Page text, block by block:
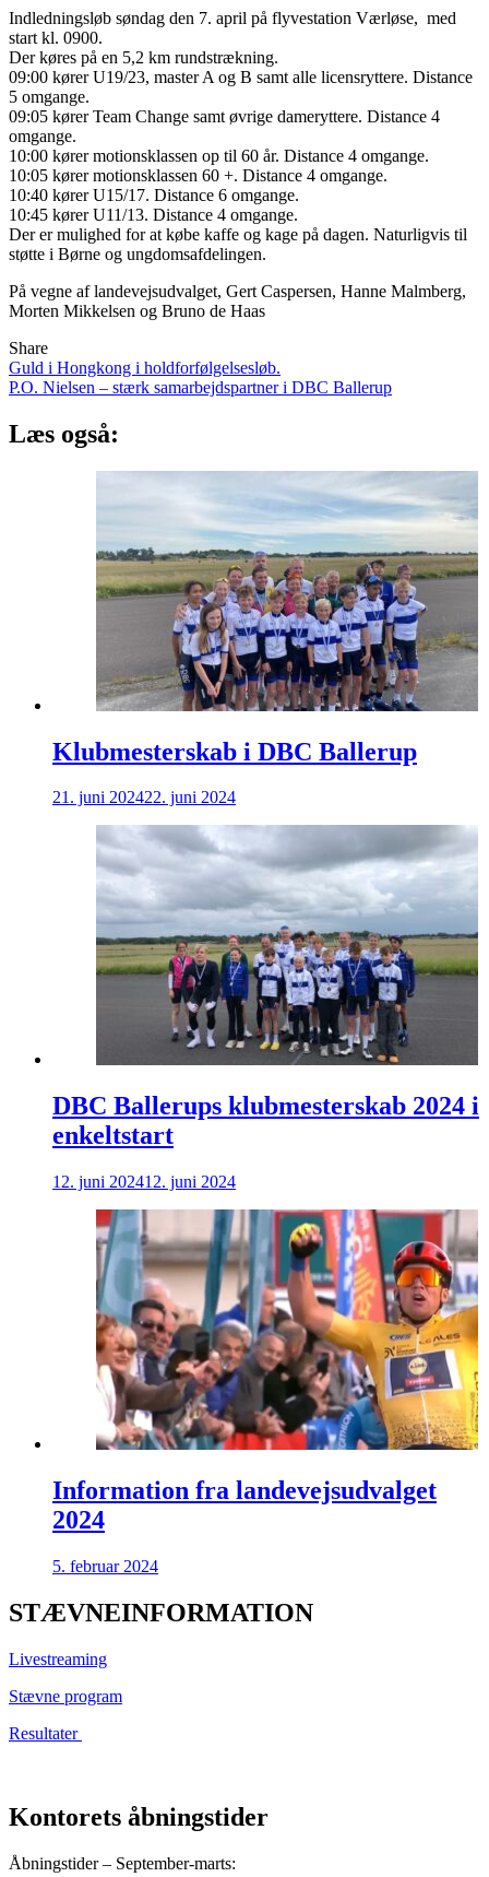
Indledningsløb søndag den 7. april på flyvestation Værløse, med
start kl. 0900.
Der køres på en 5,2 km rundstrækning.
09:00 kører U19/23, master A og B samt alle licensryttere. Distance
5 omgange.
09:05 kører Team Change samt øvrige dameryttere. Distance 4
omgange.
10:00 kører motionsklassen op til 60 år. Distance 4 omgange.
10:05 kører motionsklassen 60 +. Distance 4 omgange.
10:40 kører U15/17. Distance 6 omgange.
10:45 kører U11/13. Distance 4 omgange.
Der er mulighed for at købe kaffe og kage på dagen. Naturligvis til
støtte i Børne og ungdomsafdelingen.
På vegne af landevejsudvalget, Gert Caspersen, Hanne Malmberg,
Morten Mikkelsen og Bruno de Haas
Share
Indlægsnavigation
Guld i Hongkong i holdforfølgelsesløb.
P.O. Nielsen – stærk samarbejdspartner i DBC Ballerup
Læs også:
Klubmesterskab i DBC Ballerup
21. juni 202422. juni 2024
DBC Ballerups klubmesterskab 2024 i
enkeltstart
12. juni 202412. juni 2024
Information fra landevejsudvalget
2024
5. februar 2024
STÆVNEINFORMATION
Livestreaming
Stævne program
Resultater
Kontorets åbningstider
Åbningstider – September-marts: